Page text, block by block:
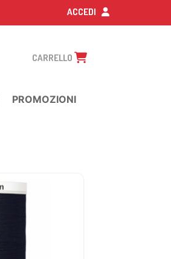
ACCEDI
CARRELLO
PROMOZIONI